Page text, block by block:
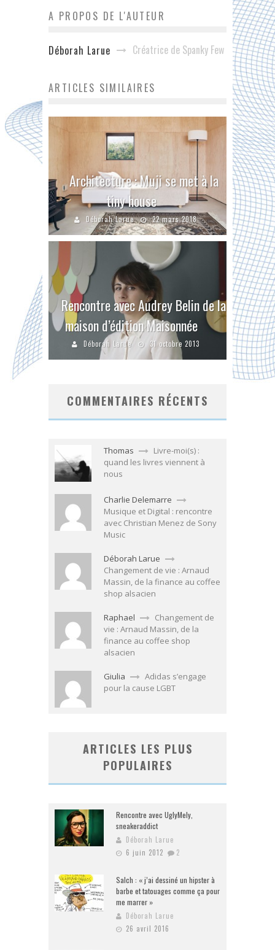
A PROPOS DE L'AUTEUR
Déborah Larue Créatrice de Spanky Few
ARTICLES SIMILAIRES
Architecture : Muji se met à la
tiny house
Déborah Larue 22 mars 2018
Rencontre avec Audrey Belin de la
maison d’édition Maisonnée
Déborah Larue 31 octobre 2013
COMMENTAIRES RÉCENTS
Thomas
Livre-moi(s) :
quand les livres viennent à
nous
Charlie Delemarre
Musique et Digital : rencontre
avec Christian Menez de Sony
Music
Déborah Larue
Changement de vie : Arnaud
Massin, de la finance au coffee
shop alsacien
Raphael
Changement de
vie : Arnaud Massin, de la
finance au coffee shop
alsacien
Giulia
Adidas s’engage
pour la cause LGBT
ARTICLES LES PLUS
POPULAIRES
Rencontre avec UglyMely,
sneakeraddict
Déborah Larue
6 juin 2012
2
Salch : « j’ai dessiné un hipster à
barbe et tatouages comme ça pour
me marrer »
Déborah Larue
26 avril 2016